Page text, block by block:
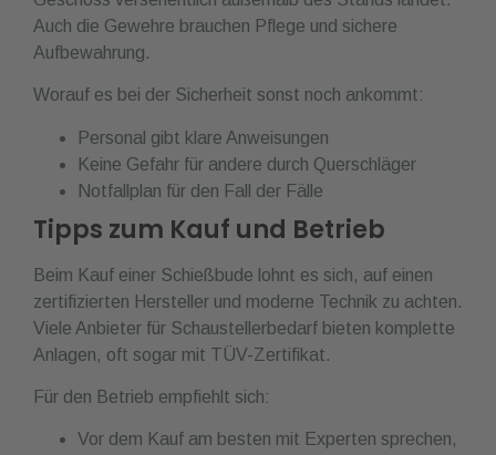
Auch die Gewehre brauchen Pflege und sichere
Aufbewahrung.
Worauf es bei der Sicherheit sonst noch ankommt:
Personal gibt klare Anweisungen
Keine Gefahr für andere durch Querschläger
Notfallplan für den Fall der Fälle
Tipps zum Kauf und Betrieb
Beim Kauf einer Schießbude lohnt es sich, auf einen
zertifizierten Hersteller und moderne Technik zu achten.
Viele Anbieter für Schaustellerbedarf bieten komplette
Anlagen, oft sogar mit TÜV-Zertifikat.
Für den Betrieb empfiehlt sich:
Vor dem Kauf am besten mit Experten sprechen,